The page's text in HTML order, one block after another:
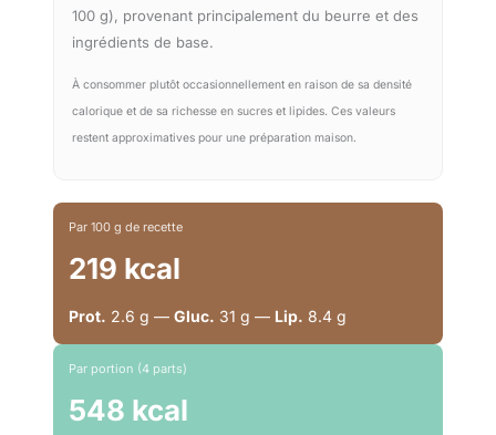
100 g), provenant principalement du beurre et des
ingrédients de base.
À consommer plutôt occasionnellement en raison de sa densité
calorique et de sa richesse en sucres et lipides. Ces valeurs
restent approximatives pour une préparation maison.
Par 100 g de recette
219 kcal
Prot. 2.6 g — Gluc. 31 g — Lip. 8.4 g
Par portion (4 parts)
548 kcal